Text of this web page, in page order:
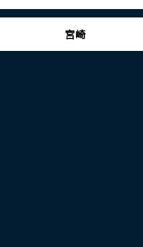
宮崎